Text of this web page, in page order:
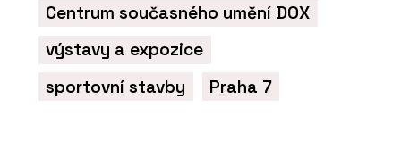
Centrum současného umění DOX
výstavy a expozice
sportovní stavby
Praha 7